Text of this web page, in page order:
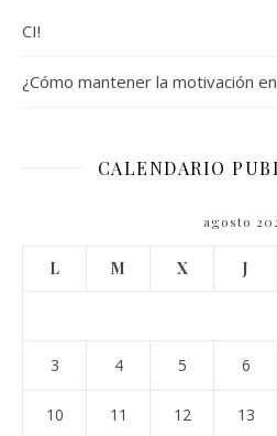
CI!
¿Cómo mantener la motivación
CALENDARIO
agosto
L M X J
3 4 5 6
10 11 12 13